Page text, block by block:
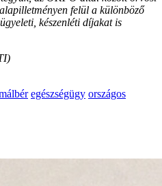
felül a különböző
készenléti díjakat is
egészségügy országos